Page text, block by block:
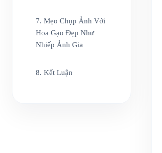
7. Mẹo Chụp Ảnh Với
Hoa Gạo Đẹp Như
Nhiếp Ảnh Gia
8. Kết Luận